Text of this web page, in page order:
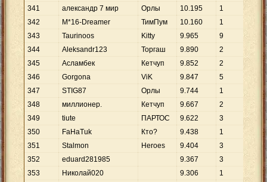
341
александр 7 мир Орлы 10.195 1 .
342
M*16-Dreamer ТимПум 10.160 1 .
343
Taurinoos Kitty 9.965 9
344
Aleksandr123 Торгаш 9.890 2
345
Асламбек Кетчуп 9.852 2
346
Gorgona ViK 9.847 5
347
STIG87 Орлы 9.744 1
348
миллионер. Кетчуп 9.667 2
349
tiute ПАРТОС 9.622 3
350
FaHaTuk Кто? 9.438 1
351
Stalmon Heroes 9.404 3
352
eduard281985 9.367 3
353
Николай020 9.306 1